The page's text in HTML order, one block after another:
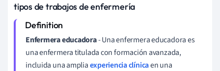
tipos de trabajos de enfermería
Enfermera educadora- Una enfermera educadora es
una enfermera titulada con formación avanzada,
incluida una ampliaexperiencia clínicaen una